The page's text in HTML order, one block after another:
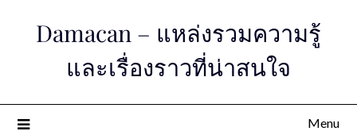
Damacan – แหล่งรวมความรู้
และเรื่องราวที่น่าสนใจ
Menu